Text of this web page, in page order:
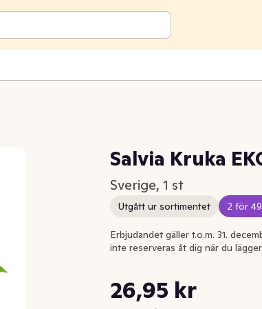
Salvia Kruka
Sverige, 1 st
Utgått ur sortimentet 2 för
26,95 kr
Styckpris: 26,95 kr /st
Erbjudandet gäller t.o.m. 31.
inte reserveras åt dig när du